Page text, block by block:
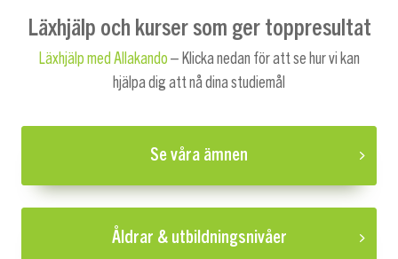
Läxhjälp och kurser som ger toppresultat
Läxhjälp med Allakando – Klicka nedan för att se hur vi kan
hjälpa dig att nå dina studiemål
Se våra ämnen
Åldrar & utbildningsnivåer